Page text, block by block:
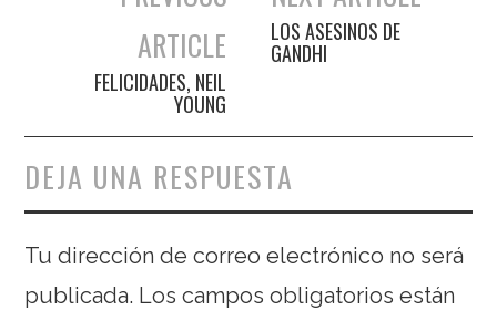
Navegación de entradas
ARTICLE
FELICIDADES, NEIL
YOUNG
LOS ASESINOS DE
GANDHI
DEJA UNA RESPUESTA
Tu dirección de correo electrónico no será
publicada. Los campos obligatorios están